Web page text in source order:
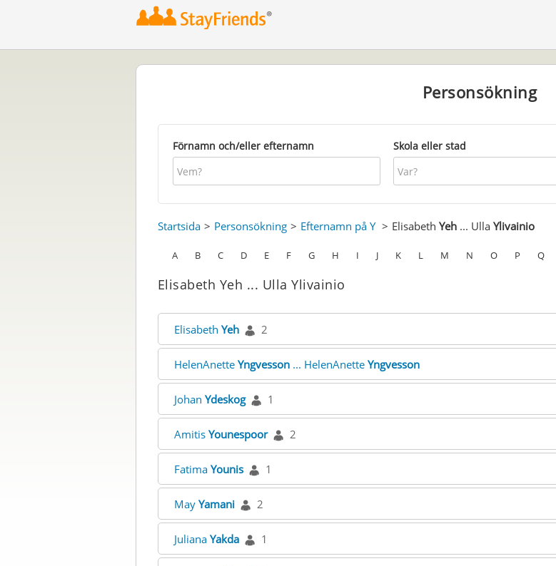
Personsökning
Förnamn och/eller efternamn Skola eller stad
Startsida Personsökning Efternamn på Y Elisabeth Yeh... Ulla Ylivainio
A B C D E F G H I J K L M N O P Q
Elisabeth Yeh ... Ulla Ylivainio
Elisabeth Yeh 2
HelenAnette Yngvesson... HelenAnette Yngvesson
Johan Ydeskog 1
Amitis Younespoor 2
Fatima Younis 1
May Yamani 2
Juliana Yakda 1